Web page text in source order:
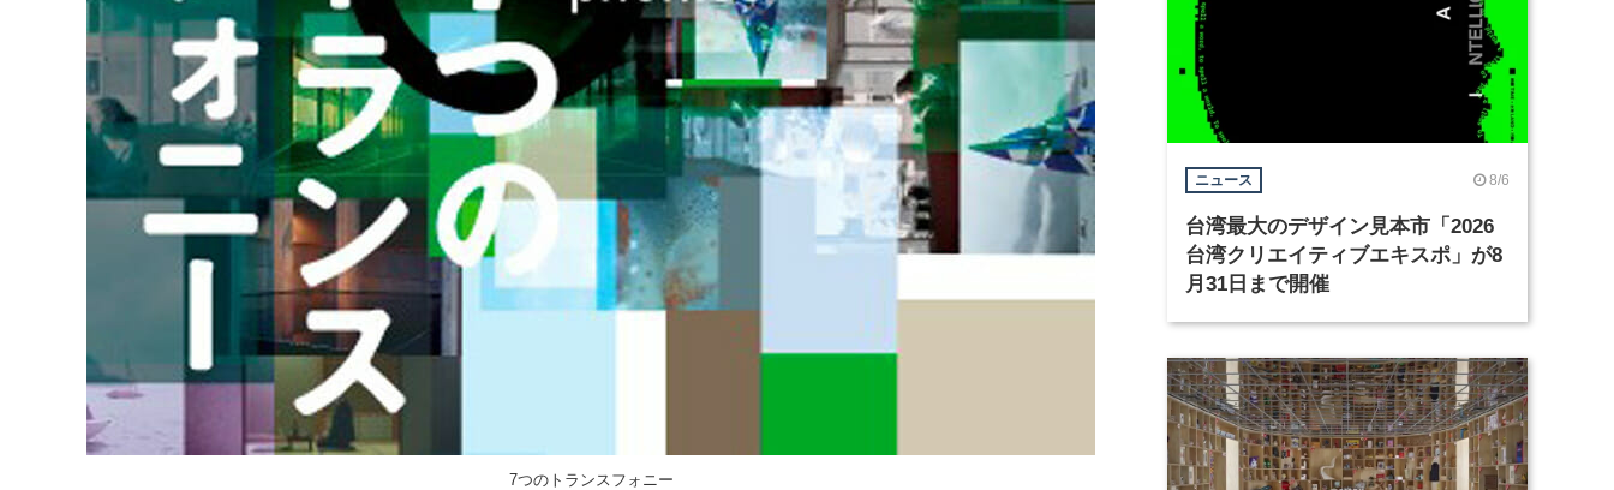
7つのトランスフォニー
ニュース 8/6
台湾最大のデザイン見本市「2026
台湾クリエイティブエキスポ」が8
月31日まで開催